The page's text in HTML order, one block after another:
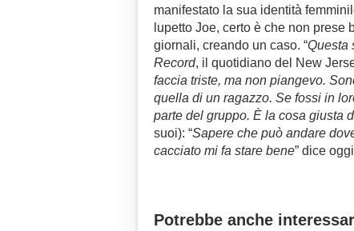
manifestato la sua identità
lupetto Joe, certo è che non
giornali, creando un caso. “Questa
Record, il quotidiano del New
faccia triste, ma non piangevo.
quella di un ragazzo. Se fossi in
parte del gruppo. È la cosa giusta
suoi): “Sapere che può andare
cacciato mi fa stare bene” dice
Potrebbe anche